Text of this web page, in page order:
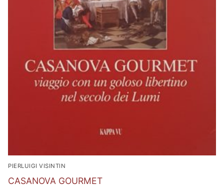
PIERLUIGI VISINTIN
CASANOVA GOURMET